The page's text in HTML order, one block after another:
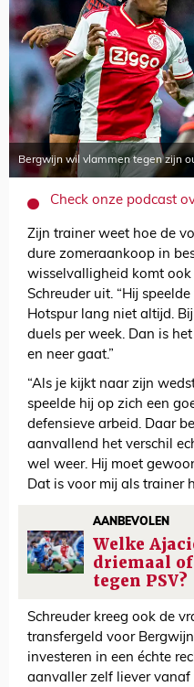
Bergwijn wil vlammen tegen zijn
Check onze podcast
Zijn trainer weet hoe de
dure zomeraankoop in
wisselvalligheid komt
Schreuder uit. “Hij
Hotspur lang niet altijd.
duels per week. Dan is
en neer gaat.”
“Als je kijkt naar zijn
speelde hij op zich een
defensieve arbeid. Daar
aanvallend het verschil
wel weer. Hij moet
Dat is voor mij als trainer
AANBEVOLEN
Welke
driemaal
tegen PSV?
Schreuder kreeg ook de
transfergeld voor
investeren in een échte
aanvaller zelf liever vanaf